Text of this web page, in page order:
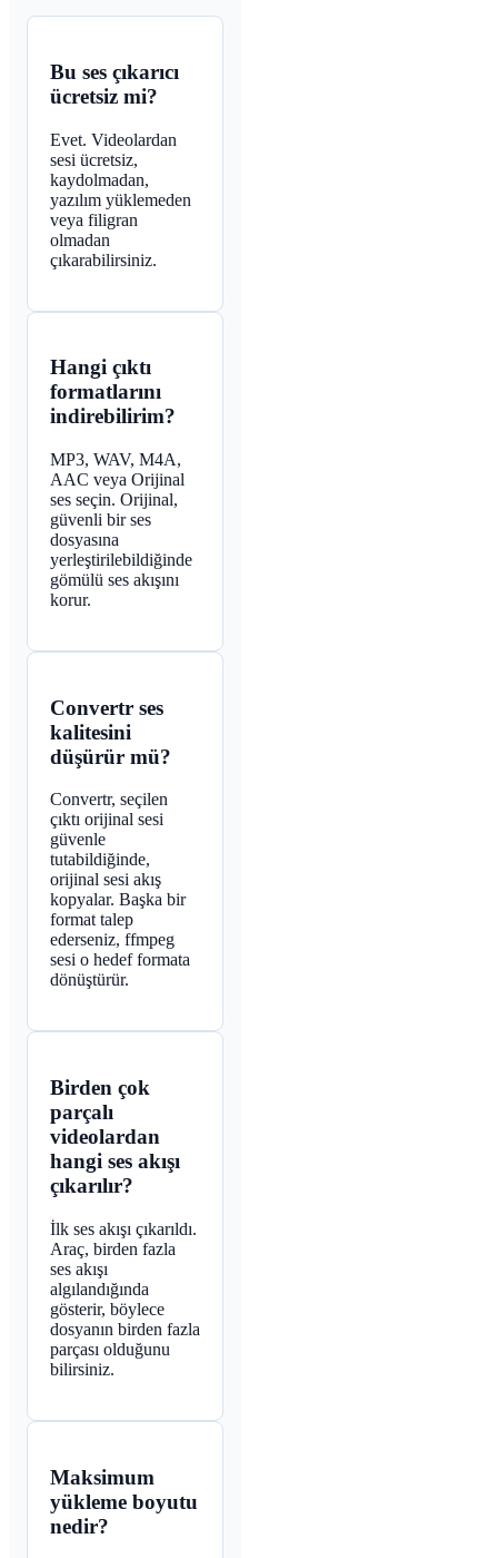
Bu ses çıkarıcı
ücretsiz mi?
Evet. Videolardan
sesi ücretsiz,
kaydolmadan,
yazılım yüklemeden
veya filigran
olmadan
çıkarabilirsiniz.
Hangi çıktı
formatlarını
indirebilirim?
MP3, WAV, M4A,
AAC veya Orijinal
ses seçin. Orijinal,
güvenli bir ses
dosyasına
yerleştirilebildiğinde
gömülü ses akışını
korur.
Convertr ses
kalitesini
düşürür mü?
Convertr, seçilen
çıktı orijinal sesi
güvenle
tutabildiğinde,
orijinal sesi akış
kopyalar. Başka bir
format talep
ederseniz, ffmpeg
sesi o hedef formata
dönüştürür.
Birden çok
parçalı
videolardan
hangi ses akışı
çıkarılır?
İlk ses akışı çıkarıldı.
Araç, birden fazla
ses akışı
algılandığında
gösterir, böylece
dosyanın birden fazla
parçası olduğunu
bilirsiniz.
Maksimum
yükleme boyutu
nedir?